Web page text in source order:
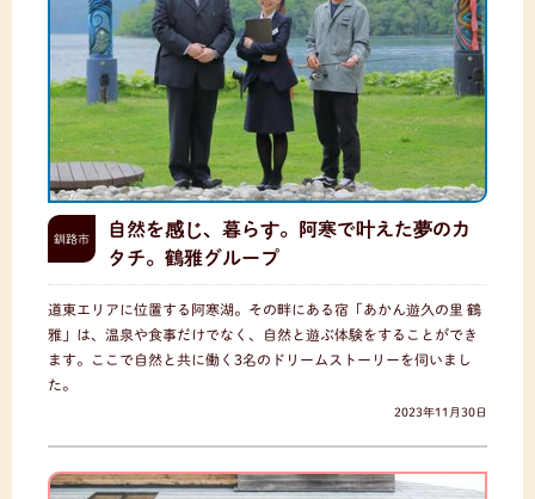
釧路市
自然を感じ、暮らす。阿寒で叶えた夢のカ
タチ。鶴雅グループ
道東エリアに位置する阿寒湖。その畔にある宿「あかん遊久の里 鶴
雅」は、温泉や食事だけでなく、自然と遊ぶ体験をすることができ
ます。ここで自然と共に働く3名のドリームストーリーを伺いまし
た。
2023年11月30日